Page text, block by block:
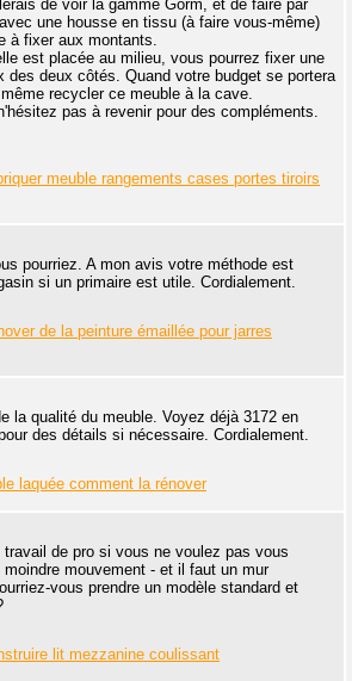
de voir la gamme Gorm, et de faire par
une housse en tissu (à faire vous-même)
à fixer aux montants.
est placée au milieu, vous pourrez fixer une
des deux côtés. Quand votre budget se portera
recycler ce meuble à la cave.
pas à revenir pour des compléments.
meuble rangements cases portes tiroirs
pourriez. A mon avis votre méthode est
si un primaire est utile. Cordialement.
de la peinture émaillée pour jarres
la qualité du meuble. Voyez déjà 3172 en
des détails si nécessaire. Cordialement.
laquée comment la rénover
travail de pro si vous ne voulez pas vous
moindre mouvement - et il faut un mur
vous prendre un modèle standard et
lit mezzanine coulissant